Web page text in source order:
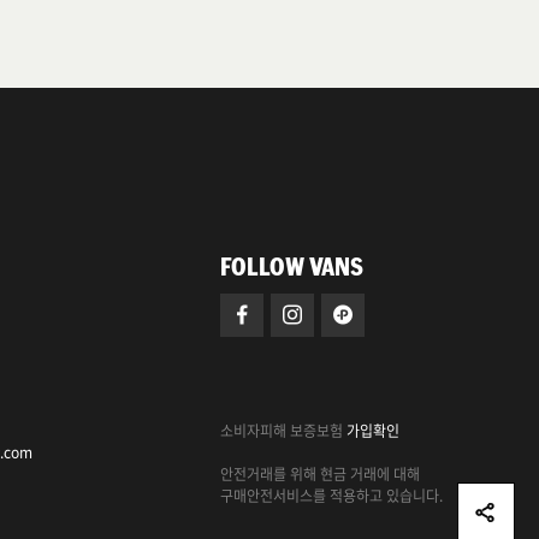
FOLLOW VANS
소비자피해 보증보험 가입확인
안전거래를 위해 현금 거래에 대해
구매안전서비스를 적용하고 있습니다.